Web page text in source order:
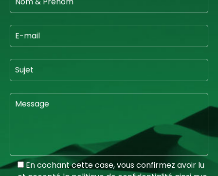
En cochant cette case, vous confirmez avoir lu